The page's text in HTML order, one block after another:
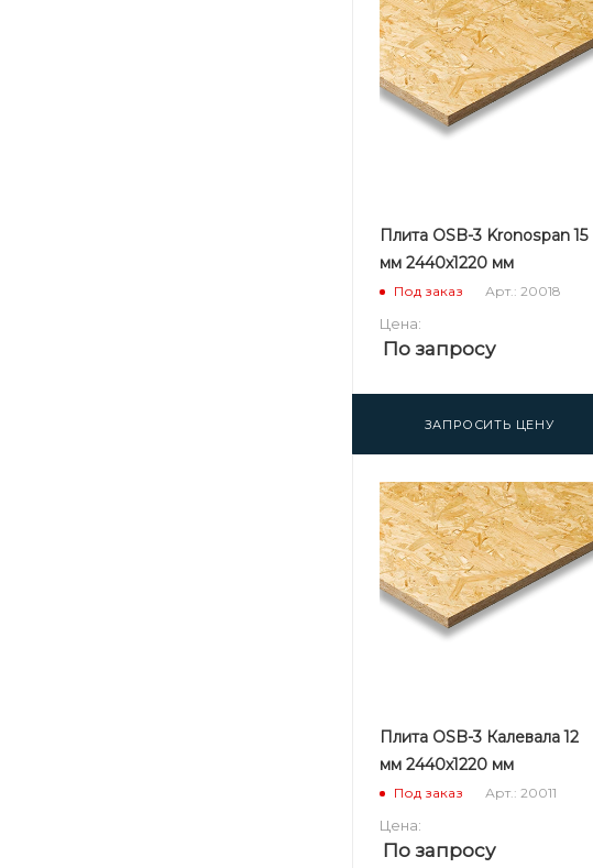
Плита OSB-3 Kronospan 15
мм 2440х1220 мм
Под заказ Арт.: 20018
Цена:
По запросу
ЗАПРОСИТЬ ЦЕНУ
Плита OSB-3 Калевала 12
мм 2440х1220 мм
Под заказ Арт.: 20011
Цена:
По запросу